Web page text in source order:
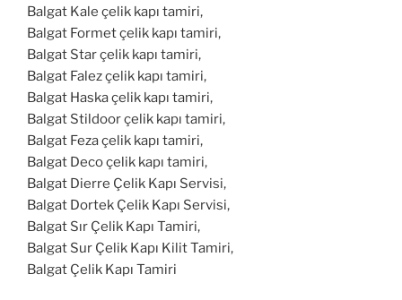
Balgat Kale çelik kapı tamiri,
Balgat Formet çelik kapı tamiri,
Balgat Star çelik kapı tamiri,
Balgat Falez çelik kapı tamiri,
Balgat Haska çelik kapı tamiri,
Balgat Stildoor çelik kapı tamiri,
Balgat Feza çelik kapı tamiri,
Balgat Deco çelik kapı tamiri,
Balgat Dierre Çelik Kapı Servisi,
Balgat Dortek Çelik Kapı Servisi,
Balgat Sır Çelik Kapı Tamiri,
Balgat Sur Çelik Kapı Kilit Tamiri,
Balgat Çelik Kapı Tamiri